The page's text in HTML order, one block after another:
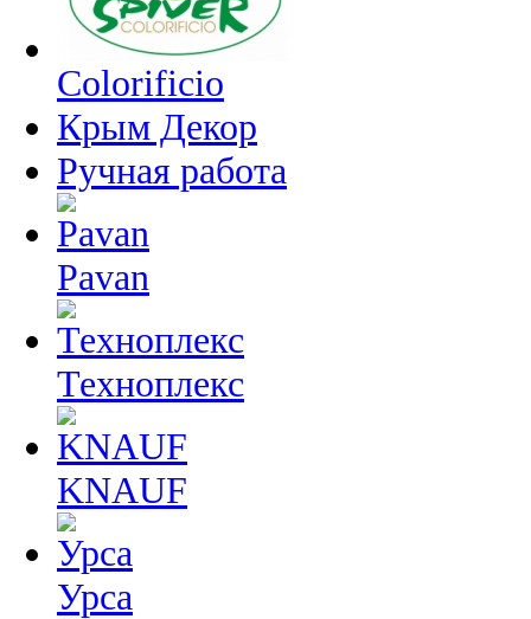
Colorificio
Крым Декор
Ручная работа
Pavan
Техноплекс
KNAUF
Урса